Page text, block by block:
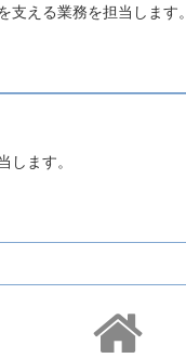
える業務を担当します。
ます。